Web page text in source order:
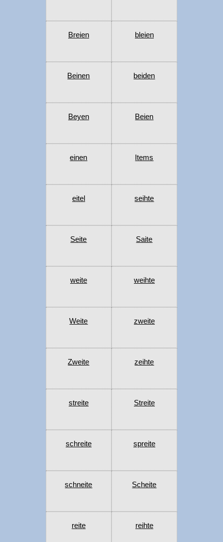
Breien bleien
Beinen beiden
Beyen Beien
einen Items
eitel seihte
Seite Saite
weite weihte
Weite zweite
Zweite zeihte
streite Streite
schreite spreite
schneite Scheite
reite reihte